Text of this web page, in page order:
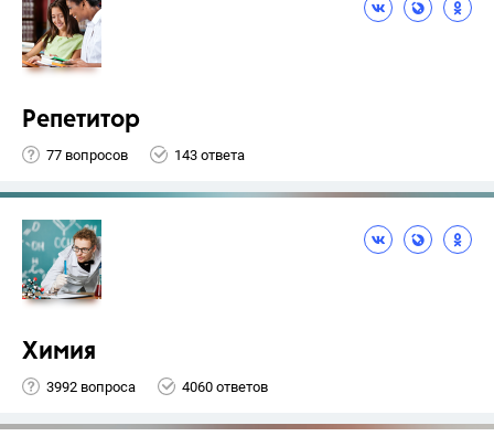
Репетитор
77 вопросов 143 ответа
Химия
3992 вопроса 4060 ответов